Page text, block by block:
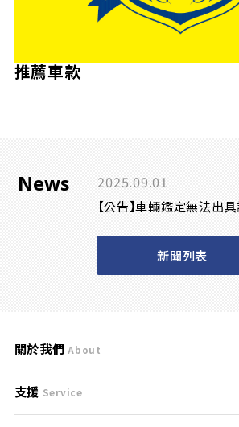
推薦車款
News 2025.09.01
【公告】車輛鑑定無法出
新聞列表
關於我們 About
刊登規範
支援 Service